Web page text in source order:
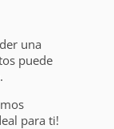
una
puede
para ti!